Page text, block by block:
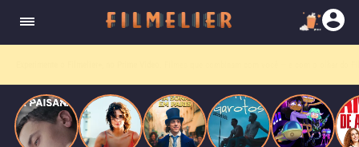
quando se apaixona por um de seus alvos.